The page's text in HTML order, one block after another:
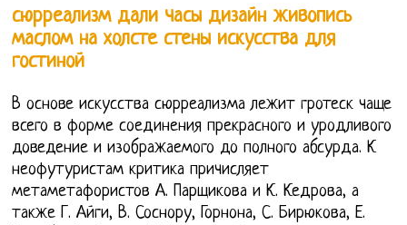
сюрреализм дали часы дизайн живопись
маслом на холсте стены искусства для
гостиной
В основе искусства сюрреализма лежит гротеск чаще
всего в форме соединения прекрасного и уродливого
доведение и изображаемого до полного абсурда. К
неофутуристам критика причисляет
метаметафористов А. Парщикова и К. Кедрова, а
также Г. Айги, В. Соснору, Горнона, С. Бирюкова, Е.